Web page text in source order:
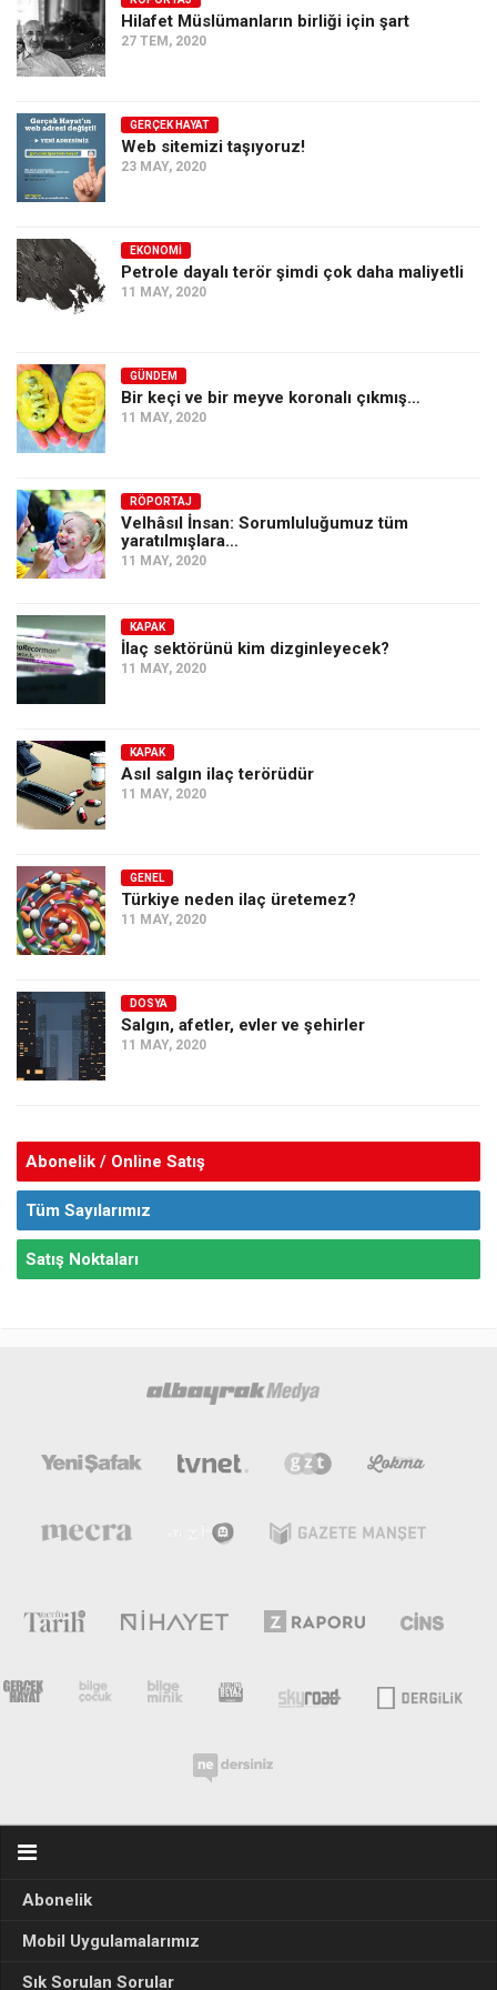
Ekonomi
Spor
Sağlık
Gıda-Beslenme
Türkiye
Siyaset
Dünya
Asya
Amerika
Avustralya
Tarih
Düşünce
Dosyalar
Hilafet Müslümanların birliği için şart
27 TEM, 2020
GERÇEK HAYAT
Web sitemizi taşıyoruz!
23 MAY, 2020
EKONOMI
Petrole dayalı terör şimdi çok daha maliyetli
11 MAY, 2020
GÜNDEM
Bir keçi ve bir meyve koronalı çıkmış…
11 MAY, 2020
RÖPORTAJ
Velhâsıl İnsan: Sorumluluğumuz tüm
yaratılmışlara…
11 MAY, 2020
KAPAK
İlaç sektörünü kim dizginleyecek?
11 MAY, 2020
KAPAK
Asıl salgın ilaç terörüdür
11 MAY, 2020
GENEL
Türkiye neden ilaç üretemez?
11 MAY, 2020
DOSYA
Salgın, afetler, evler ve şehirler
11 MAY, 2020
Abonelik / Online Satış
Tüm Sayılarımız
Satış Noktaları
Abonelik
Mobil Uygulamalarımız
Sık Sorulan Sorular